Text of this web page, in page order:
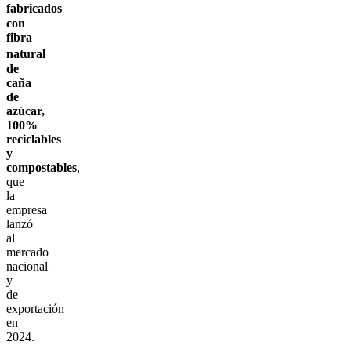
fabricados
con
fibra
natural
de
caña
de
azúcar,
100%
reciclables
y
compostables,
que
la
empresa
lanzó
al
mercado
nacional
y
de
exportación
en
2024.